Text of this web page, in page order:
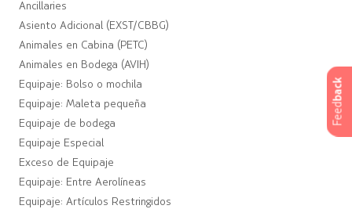
Feed
back
Ancillaries
Asiento Adicional (EXST/CBBG)
Animales en Cabina (PETC)
Animales en Bodega (AVIH)
Equipaje: Bolso o mochila
Equipaje: Maleta pequeña
Equipaje de bodega
Equipaje Especial
Exceso de Equipaje
Equipaje: Entre Aerolíneas
Equipaje: Artículos Restringidos